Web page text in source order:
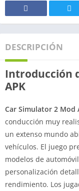
DESCRIPCIÓN
Introducción
APK
Car Simulator 2 Mod
conducción muy
un extenso mundo
vehículos. El juego
modelos de
personalización
rendimiento. Los